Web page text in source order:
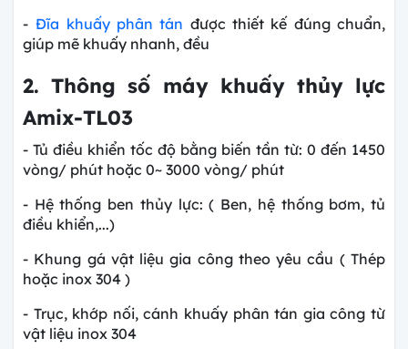
- Đĩa khuấy phân tán được thiết kế đúng chuẩn,
giúp mẽ khuấy nhanh, đều
2. Thông số máy khuấy thủy lực
Amix-TL03
- Tủ điều khiển tốc độ bằng biến tần từ: 0 đến 1450
vòng/ phút hoặc 0~ 3000 vòng/ phút
- Hệ thống ben thủy lực: ( Ben, hệ thống bơm, tủ
điều khiển,...)
- Khung gá vật liệu gia công theo yêu cầu ( Thép
hoặc inox 304 )
- Trục, khớp nối, cánh khuấy phân tán gia công từ
vật liệu inox 304